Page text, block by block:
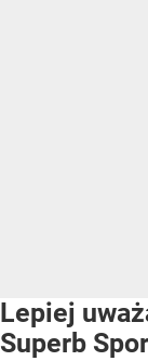
Lepiej
Superb